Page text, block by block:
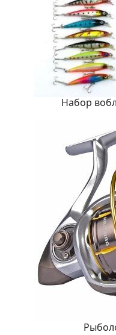
Набор